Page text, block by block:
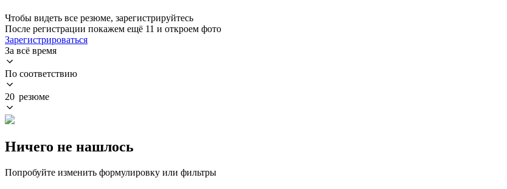
Чтобы видеть все резюме, зарегистрируйтесь
После регистрации покажем ещё 11 и откроем фото
Зарегистрироваться
За всё время
По соответствию
20 резюме
Ничего не нашлось
Попробуйте изменить формулировку или фильтры